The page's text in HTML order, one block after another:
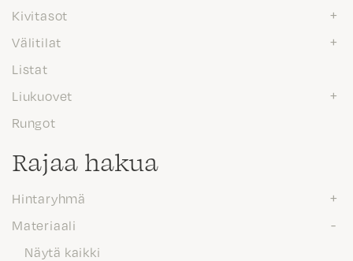
Kivitasot
Välitilat
Listat
Liukuovet
Rungot
Rajaa hakua
Hintaryhmä
Materiaali
Näytä kaikki